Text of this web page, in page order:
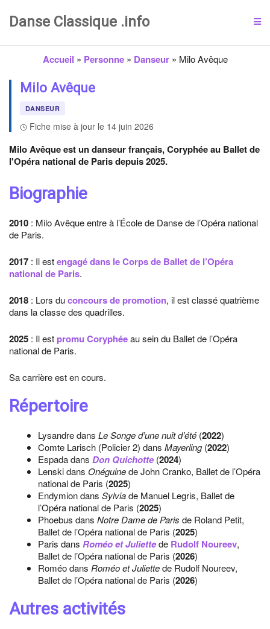
Danse Classique .info
Accueil » Personne» Danseur» Milo Avêque
Milo Avêque
DANSEUR
Fiche mise à jour le 14 juin 2026
Milo Avêque est un danseur français, Coryphée au Ballet de
l'Opéra national de Paris depuis 2025.
Biographie
2010 : Milo Avêque entre à l’École de Danse de l’Opéra national
de Paris.
2017 : Il estengagé dans le Corps de Ballet de l’Opéra
national de Paris.
2018 : Lors duconcours de promotion, il est classé quatrième
dans la classe des quadrilles.
2025 : Il est promu Coryphéeau sein du Ballet de l’Opéra
national de Paris.
Sa carrière est en cours.
Répertoire
Lysandre dans Le Songe d’une nuit d’été (2022)
Comte Larisch (Policier 2) dans Mayerling(2022)
Espada dans Don Quichotte(2024)
Lenski dans Onéguinede John Cranko, Ballet de l’Opéra
national de Paris (2025)
Endymion dans Sylviade Manuel Legris, Ballet de
l’Opéra national de Paris (2025)
Phoebus dans Notre Dame de Paris de Roland Petit,
Ballet de l’Opéra national de Paris (2025)
Paris dans Roméo et Juliettede Rudolf Noureev,
Ballet de l’Opéra national de Paris (2026)
Roméo dans Roméo et Juliettede Rudolf Noureev,
Ballet de l’Opéra national de Paris (2026)
Autres activités